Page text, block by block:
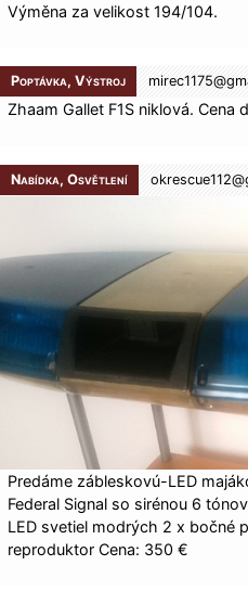
Výměna za velikost 194/104.
Poptávka, Výstroj mirec1175@
Zhaam Gallet F1S niklová. Cena
Nabídka, Osvětlení okrescue112@
Predáme zábleskovú-LED
Federal Signal so sirénou 6
LED svetiel modrých 2 x bočné
reproduktor Cena: 350 €